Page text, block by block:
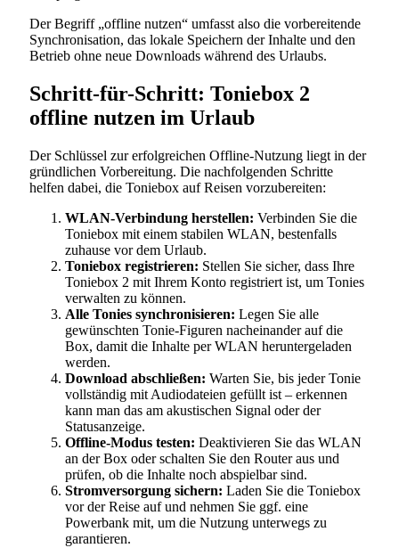
Der Begriff „offline nutzen“ umfasst also die vorbereitende
Synchronisation, das lokale Speichern der Inhalte und den
Betrieb ohne neue Downloads während des Urlaubs.
Schritt-für-Schritt: Toniebox 2
offline nutzen im Urlaub
Der Schlüssel zur erfolgreichen Offline-Nutzung liegt in der
gründlichen Vorbereitung. Die nachfolgenden Schritte
helfen dabei, die Toniebox auf Reisen vorzubereiten:
WLAN-Verbindung herstellen: Verbinden Sie die
Toniebox mit einem stabilen WLAN, bestenfalls
zuhause vor dem Urlaub.
Toniebox registrieren: Stellen Sie sicher, dass Ihre
Toniebox 2 mit Ihrem Konto registriert ist, um Tonies
verwalten zu können.
Alle Tonies synchronisieren: Legen Sie alle
gewünschten Tonie-Figuren nacheinander auf die
Box, damit die Inhalte per WLAN heruntergeladen
werden.
Download abschließen: Warten Sie, bis jeder Tonie
vollständig mit Audiodateien gefüllt ist – erkennen
kann man das am akustischen Signal oder der
Statusanzeige.
Offline-Modus testen: Deaktivieren Sie das WLAN
an der Box oder schalten Sie den Router aus und
prüfen, ob die Inhalte noch abspielbar sind.
Stromversorgung sichern: Laden Sie die Toniebox
vor der Reise auf und nehmen Sie ggf. eine
Powerbank mit, um die Nutzung unterwegs zu
garantieren.